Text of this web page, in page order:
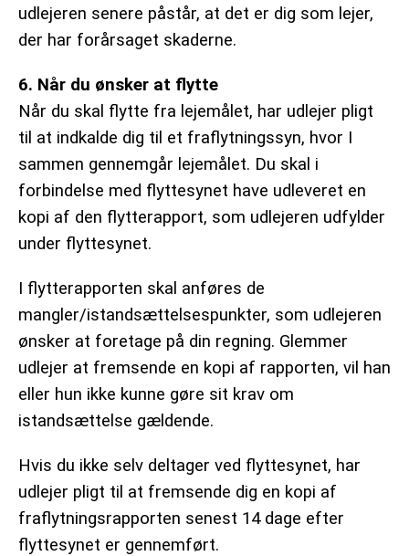
udlejeren senere påstår, at det er dig som lejer,
der har forårsaget skaderne.
6. Når du ønsker at flytte
Når du skal flytte fra lejemålet, har udlejer pligt
til at indkalde dig til et fraflytningssyn, hvor I
sammen gennemgår lejemålet. Du skal i
forbindelse med flyttesynet have udleveret en
kopi af den flytterapport, som udlejeren udfylder
under flyttesynet.
I flytterapporten skal anføres de
mangler/istandsættelsespunkter, som udlejeren
ønsker at foretage på din regning. Glemmer
udlejer at fremsende en kopi af rapporten, vil han
eller hun ikke kunne gøre sit krav om
istandsættelse gældende.
Hvis du ikke selv deltager ved flyttesynet, har
udlejer pligt til at fremsende dig en kopi af
fraflytningsrapporten senest 14 dage efter
flyttesynet er gennemført.